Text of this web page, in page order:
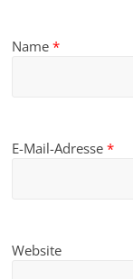
Name*
E-Mail-Adresse*
Website